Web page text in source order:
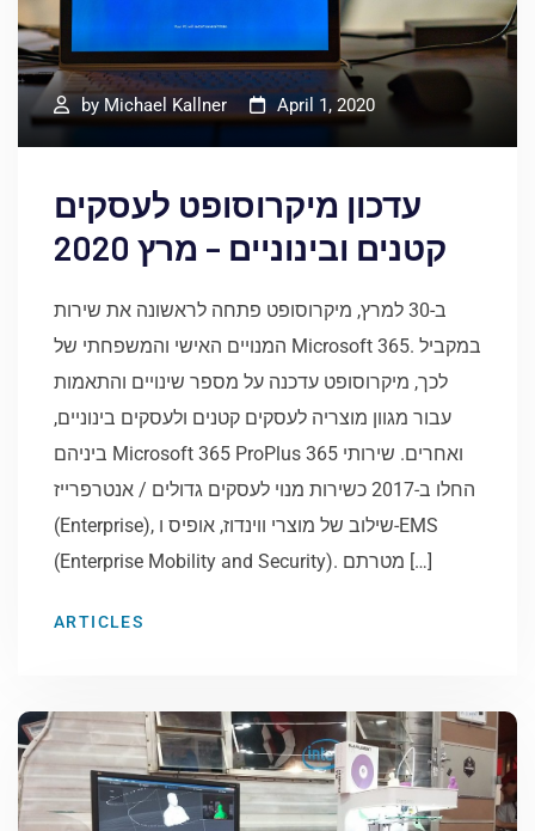
by Michael Kallner April 1, 2020
עדכון מיקרוסופט לעסקים
קטנים ובינוניים – מרץ 2020
ב-30 למרץ, מיקרוסופט פתחה לראשונה את שירות
המנויים האישי והמשפחתי של Microsoft 365. במקביל
לכך, מיקרוסופט עדכנה על מספר שינויים והתאמות
עבור מגוון מוצריה לעסקים קטנים ולעסקים בינוניים,
ביניהם Microsoft 365 ProPlus ואחרים. שירותי 365
החלו ב-2017 כשירות מנוי לעסקים גדולים / אנטרפרייז
(Enterprise), שילוב של מוצרי ווינדוז, אופיס ו-EMS
(Enterprise Mobility and Security). מטרתם […]
ARTICLES